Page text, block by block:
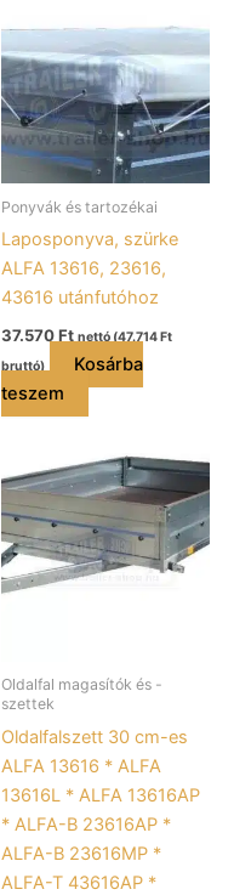
Ponyvák és tartozékai
Laposponyva, szürke
ALFA 13616, 23616,
43616 utánfutóhoz
37.570Ft nettó (47.714 Ft
bruttó)
Kosárba
teszem
Oldalfal magasítók és -
szettek
Oldalfalszett 30 cm-es
ALFA 13616 * ALFA
13616L * ALFA 13616AP
* ALFA-B 23616AP *
ALFA-B 23616MP *
ALFA-T 43616AP *